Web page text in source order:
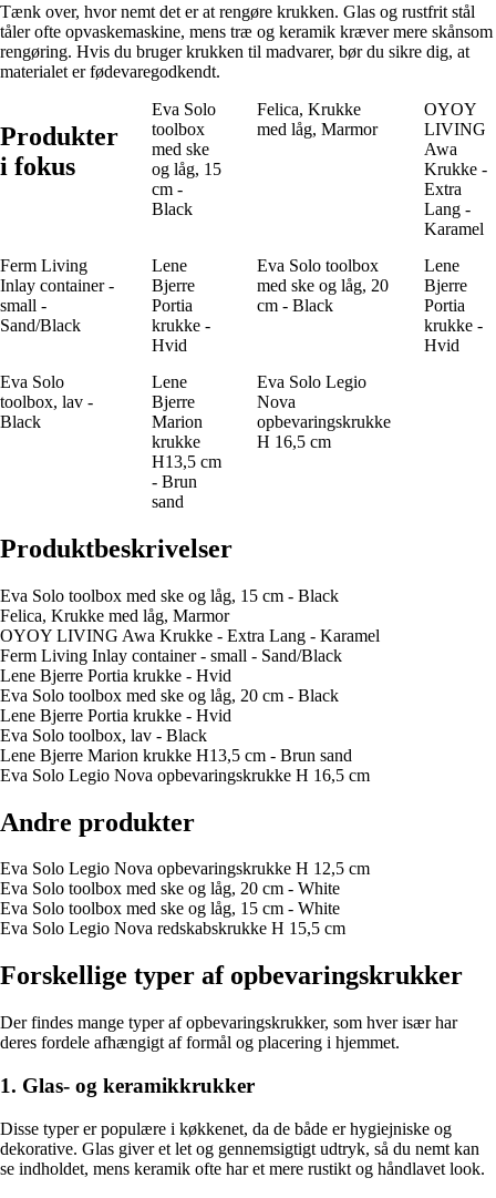
Tænk over, hvor nemt det er at rengøre krukken. Glas og rustfrit stål
tåler ofte opvaskemaskine, mens træ og keramik kræver mere skånsom
rengøring. Hvis du bruger krukken til madvarer, bør du sikre dig, at
materialet er fødevaregodkendt.
Produkter
i fokus
Eva Solo
toolbox
med ske
og låg, 15
cm -
Black
Felica, Krukke
med låg, Marmor
OYOY
LIVING
Awa
Krukke -
Extra
Lang -
Karamel
Ferm Living
Inlay container -
small -
Sand/Black
Lene
Bjerre
Portia
krukke -
Hvid
Eva Solo toolbox
med ske og låg, 20
cm - Black
Lene
Bjerre
Portia
krukke -
Hvid
Eva Solo
toolbox, lav -
Black
Lene
Bjerre
Marion
krukke
H13,5 cm
- Brun
sand
Eva Solo Legio
Nova
opbevaringskrukke
H 16,5 cm
Produktbeskrivelser
Eva Solo toolbox med ske og låg, 15 cm - Black
Felica, Krukke med låg, Marmor
OYOY LIVING Awa Krukke - Extra Lang - Karamel
Ferm Living Inlay container - small - Sand/Black
Lene Bjerre Portia krukke - Hvid
Eva Solo toolbox med ske og låg, 20 cm - Black
Lene Bjerre Portia krukke - Hvid
Eva Solo toolbox, lav - Black
Lene Bjerre Marion krukke H13,5 cm - Brun sand
Eva Solo Legio Nova opbevaringskrukke H 16,5 cm
Andre produkter
Eva Solo Legio Nova opbevaringskrukke H 12,5 cm
Eva Solo toolbox med ske og låg, 20 cm - White
Eva Solo toolbox med ske og låg, 15 cm - White
Eva Solo Legio Nova redskabskrukke H 15,5 cm
Forskellige typer af opbevaringskrukker
Der findes mange typer af opbevaringskrukker, som hver især har
deres fordele afhængigt af formål og placering i hjemmet.
1. Glas- og keramikkrukker
Disse typer er populære i køkkenet, da de både er hygiejniske og
dekorative. Glas giver et let og gennemsigtigt udtryk, så du nemt kan
se indholdet, mens keramik ofte har et mere rustikt og håndlavet look.